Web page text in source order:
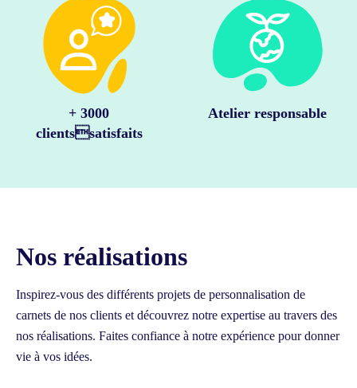
+ 3000
clientssatisfaits
Atelier responsable
Nos réalisations
Inspirez-vous des différents projets de personnalisation de
carnets de nos clients et découvrez notre expertise au travers des
nos réalisations. Faites confiance à notre expérience pour donner
vie à vos idées.